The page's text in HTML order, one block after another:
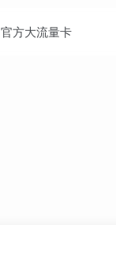
官方大流量卡